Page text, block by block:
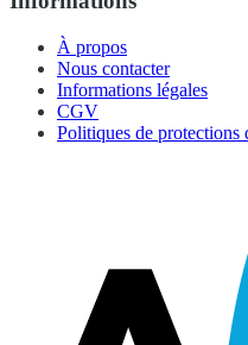
À propos
Nous contacter
Informations légales
CGV
Politiques de protections